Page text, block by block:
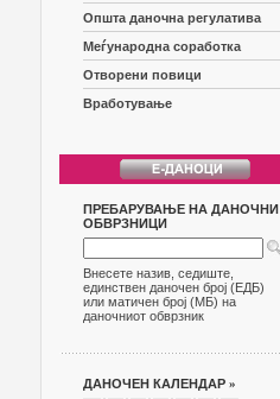
Општа даночна регулатива
Меѓународна соработка
Отворени повици
Вработување
ПРЕБАРУВАЊЕ НА ДАНОЧНИ
ОБВРЗНИЦИ
Внесете назив, седиште,
единствен даночен број (ЕДБ)
или матичен број (МБ) на
даночниот обврзник
ДАНОЧЕН КАЛЕНДАР »